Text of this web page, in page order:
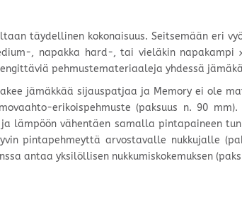
täydellinen kokonaisuus. Seitsemään eri
, napakka hard-, tai vieläkin napakampi
pehmustemateriaaleja yhdessä
jämäkkää sijauspatjaa ja Memory ei ole
erikoispehmuste (paksuus n. 90 mm).
lämpöön vähentäen samalla pintapaineen
pintapehmeyttä arvostavalle nukkujalle
antaa yksilöllisen nukkumiskokemuksen